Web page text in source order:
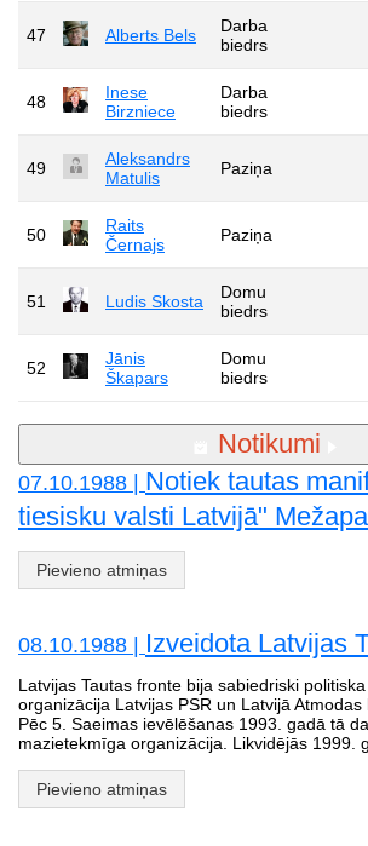
47 Alberts Bels
Darba
biedrs
48
Inese
Birzniece
Darba
biedrs
49
Aleksandrs
Matulis
Paziņa
50
Raits
Černajs
Paziņa
51 Ludis Skosta
Domu
biedrs
52
Jānis
Škapars
Domu
biedrs
Notikumi
07.10.1988 | Notiek tautas
tiesisku valsti Latvijā"
Pievieno atmiņas
08.10.1988 | Izveidota Latvijas
Latvijas Tautas fronte bija sabiedriski
organizācija Latvijas PSR un Latvijā Atmodas
Pēc 5. Saeimas ievēlēšanas 1993. gadā tā
mazietekmīga organizācija. Likvidējās 1999.
Pievieno atmiņas